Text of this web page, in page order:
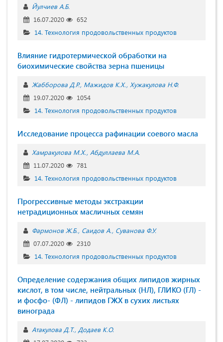
Йулчиев А.Б.
16.07.2020
652
14. Технология продовольственных продуктов
Влияние гидротермической обработки на
биохимические свойства зерна пшеницы
Жабборова Д.Р. Мажидов К.Х. Хужакулова Н.Ф.
19.07.2020
1054
14. Технология продовольственных продуктов
Исследование процесса рафинации соевого масла
Хамракулова М.Х. Абдуллаева М.А.
11.07.2020
781
14. Технология продовольственных продуктов
Прогрессивные методы экстракции
нетрадиционных масличных семян
Фармонов Ж.Б. Саидов А. Суванова Ф.У.
07.07.2020
2310
14. Технология продовольственных продуктов
Определение содержания общих липидов жирных
кислот, в том числе, нейтральных (НЛ), ГЛИКО (ГЛ) -
и фосфо- (ФЛ) - липидов ГЖХ в сухих листьях
винограда
Атакулова Д.Т. Додаев К.О.